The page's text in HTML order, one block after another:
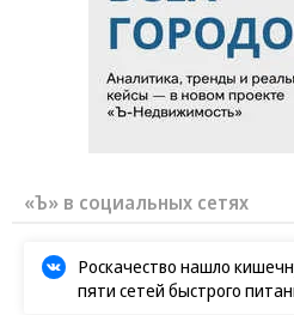
«Ъ» в социальных сетях
Роскачество нашло
пяти сетей быстрого